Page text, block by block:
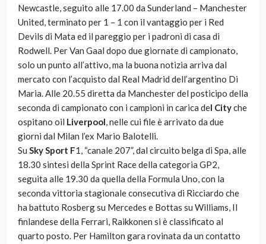
Newcastle, seguito alle 17.00 da Sunderland – Manchester
United, terminato per 1 – 1 con il vantaggio per i Red
Devils di Mata ed il pareggio per i padroni di casa di
Rodwell. Per Van Gaal dopo due giornate di campionato,
solo un punto all’attivo, ma la buona notizia arriva dal
mercato con l’acquisto dal Real Madrid dell’argentino Di
Maria. Alle 20.55 diretta da Manchester del posticipo della
seconda di campionato con i campioni in carica del Cityche
ospitano oil Liverpool, nelle cui file è arrivato da due
giorni dal Milan l’ex Mario Balotelli.
Su Sky Sport F1, “canale 207”, dal circuito belga di Spa, alle
18.30 sintesi della Sprint Race della categoria GP2,
seguita alle 19.30 da quella della Formula Uno, con la
seconda vittoria stagionale consecutiva di Ricciardo che
ha battuto Rosberg su Mercedes e Bottas su Williams, Il
finlandese della Ferrari, Raikkonen si è classificato al
quarto posto. Per Hamilton gara rovinata da un contatto